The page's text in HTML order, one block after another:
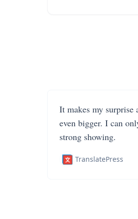
It makes my surprise
even bigger. I can
strong showing.
TranslatePress